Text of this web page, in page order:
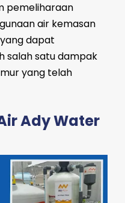
pemeliharaan
air kemasan
dapat
salah satu dampak
yang telah
Ady Water